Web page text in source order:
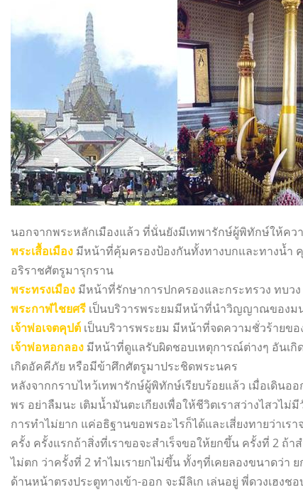
นอกจากพระหลักเมืองแล้ว ที่นั่นยังมีเทพารักษ์ผู้พิทักษ์ให้คว
พระเสื้อเมือง มีหน้าที่คุ้มครองป้องกันทั้งทางบกและทางน้ำ
อริราชศัตรูมารุกราน
พระทรงเมือง มีหน้าที่รักษาการปกครองและกระทรวง ทบว
พระกาฬไชยศรี เป็นบริวารพระยมมีหน้าที่นำวิญญาณของม
เจ้าพ่อเจตคุปต์ เป็นบริวารพระยม มีหน้าที่จดความชั่วร้ายข
เจ้าพ่อหอกลอง มีหน้าที่ดูแลรับผิดชอบเหตุการณ์ต่างๆ อันเกิ
เกิดอัคคีภัย หรือมีข้าศึกศัตรูมาประชิดพระนคร
หลังจากกราบไหว้เทพารักษ์ผู้พิทักษ์เรียบร้อยแล้ว เมื่อเดิน
พร อย่าลืมนะ เติมน้ำมันตะเกียงเพื่อให้ชีวิตเราสว่างไสวไม่
การทำไม่ยาก แค่อธิฐานขอพรอะไรก็ได้และเสี่ยงทายว่าเร
ครั้ง ครั้งแรกถ้าสิ่งที่เราขอจะสำเร็จขอให้ยกขึ้น ครั้งที่ 2 ถ้
ไม่ตก ว่าครั้งที่ 2 ทำไมเรายกไม่ขึ้น ทั้งๆที่เคยลองขนาดว่า
ด้านหน้าตรงประตูทางเข้า-ออก จะมีลิเก เล่นอยู่ พี่ดวงเฮง